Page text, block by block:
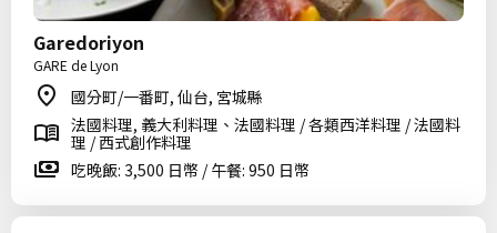
Garedoriyon
GARE de Lyon
國分町/一番町, 仙台, 宮城縣
法國料理, 義大利料理、法國料理 / 各類西洋料理 / 法國料
理 / 西式創作料理
吃晚飯: 3,500 日幣 / 午餐: 950 日幣